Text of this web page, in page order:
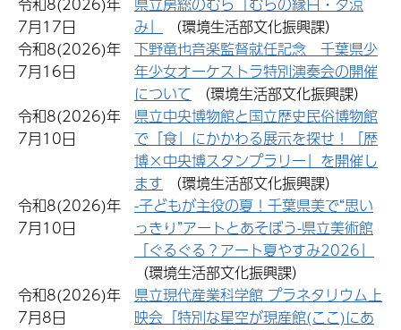
7月17日
み」
（環境生活部文化振興課）
令和8(2026)年
7月16日
下野竜也音楽監督就任記念 千葉県少
年少女オーケストラ特別演奏会の開催
について
（環境生活部文化振興課）
令和8(2026)年
7月10日
県立中央博物館と国立歴史民俗博物館
で「食」にかかわる展示を探せ！「歴
博×中央博スタンプラリー」を開催し
ます
（環境生活部文化振興課）
令和8(2026)年
7月10日
-子どもが主役の夏！千葉県美で“思い
っきり”アートとあそぼう-県立美術館
「ぐるぐる？アート夏やすみ2026」
（環境生活部文化振興課）
令和8(2026)年
7月8日
県立現代産業科学館 プラネタリウム上
映会「特別な星空が現産館(ここ)にあ